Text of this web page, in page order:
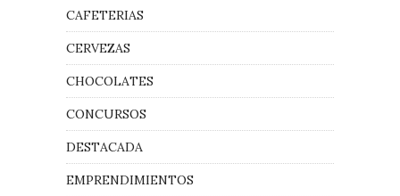
CAFETERIAS
CERVEZAS
CHOCOLATES
CONCURSOS
DESTACADA
EMPRENDIMIENTOS